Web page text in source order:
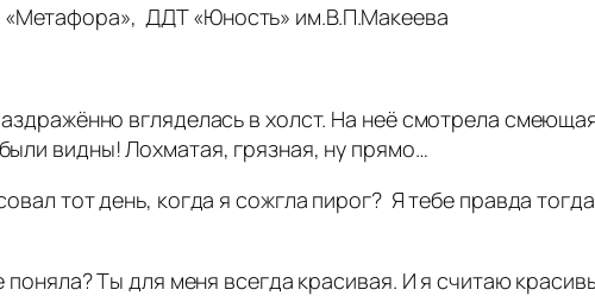
ДДТ «Юность» им.В.П.Макеева
вгляделась в холст. На неё смотрела
видны! Лохматая, грязная, ну прямо…
тот день, когда я сожгла пирог? Я тебе правда
поняла? Ты для меня всегда красивая. И я считаю